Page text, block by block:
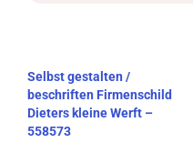
Beitragsnavigation
Selbst gestalten /
beschriften Firmenschild
Dieters kleine Werft –
558573